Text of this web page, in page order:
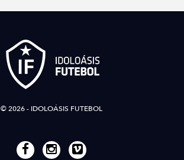
© 2026 - IDOLOÁSIS FUTEBOL